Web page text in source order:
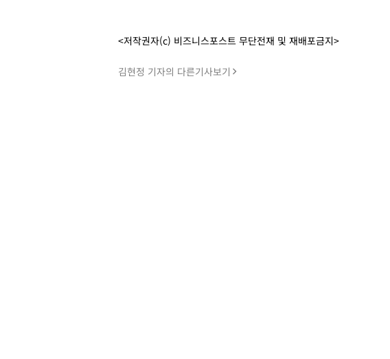
<저작권자(c) 비즈니스포스트 무단전재 및 재배포금지>
김현정 기자의 다른기사보기